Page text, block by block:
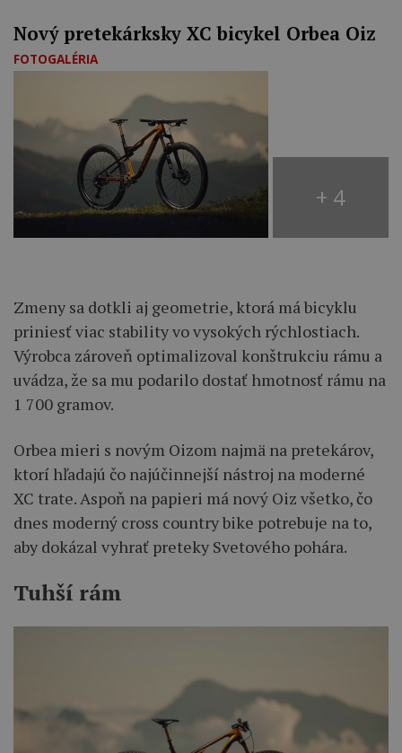
Nový pretekárksky XC bicykel Orbea Oiz
FOTOGALÉRIA
+ 4
Zmeny sa dotkli aj geometrie, ktorá má bicyklu
priniesť viac stability vo vysokých rýchlostiach.
Výrobca zároveň optimalizoval konštrukciu rámu a
uvádza, že sa mu podarilo dostať hmotnosť rámu na
1 700 gramov.
Orbea mieri s novým Oizom najmä na pretekárov,
ktorí hľadajú čo najúčinnejší nástroj na moderné
XC trate. Aspoň na papieri má nový Oiz všetko, čo
dnes moderný cross country bike potrebuje na to,
aby dokázal vyhrať preteky Svetového pohára.
Tuhší rám